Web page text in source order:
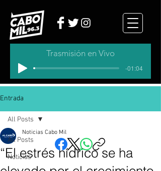
Trasmisión en Vivo
-01:04
Entrada
All Posts
Noticias
All Posts
“El estrés hídrico se ha
Noticias Cabo Mil